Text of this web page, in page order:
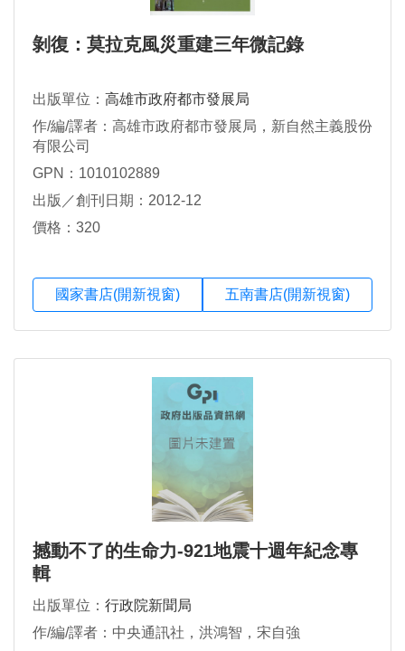
剝復：莫拉克風災重建三年微記錄
出版單位： 高雄市政府都市發展局
作/編/譯者：高雄市政府都市發展局，新自然主義股份
有限公司
GPN：1010102889
出版／創刊日期：2012-12
價格：320
國家書店(開新視窗) 五南書店(開新視窗)
撼動不了的生命力-921地震十週年紀念專
輯
出版單位： 行政院新聞局
作/編/譯者：中央通訊社，洪鴻智，宋自強